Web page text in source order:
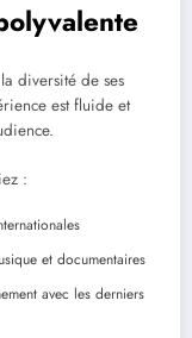
diversité de ses
est fluide et
:
et documentaires
avec les derniers